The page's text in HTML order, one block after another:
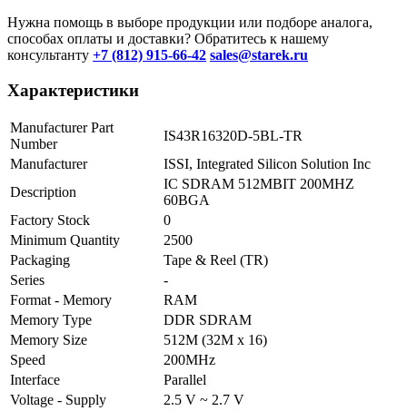
Нужна помощь в выборе продукции или подборе аналога,
способах оплаты и доставки? Обратитесь к нашему
консультанту +7 (812) 915-66-42 sales@starek.ru
Характеристики
Manufacturer Part
Number
IS43R16320D-5BL-TR
Manufacturer
ISSI, Integrated Silicon Solution Inc
Description
IC SDRAM 512MBIT 200MHZ
60BGA
Factory Stock
0
Minimum Quantity
2500
Packaging
Tape & Reel (TR)
Series
-
Format - Memory
RAM
Memory Type
DDR SDRAM
Memory Size
512M (32M x 16)
Speed
200MHz
Interface
Parallel
Voltage - Supply
2.5 V ~ 2.7 V